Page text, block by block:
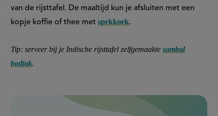
van de rijsttafel. De maaltijd kun je afsluiten met een
kopje koffie of thee metspekkoek.
Tip: serveer bij je Indische rijsttafel zelfgemaaktesambal
badjak.